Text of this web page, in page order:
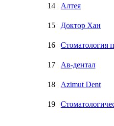
14 Алтея
15 Доктор Хан
16 Стоматология
17 Ав-дентал
18 Azimut Dent
19